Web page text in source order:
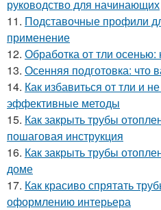
руководство для начинающих
11. Подставочные профили
применение
12. Обработка от тли
13. Осенняя подготовка: что
14. Как избавиться от тли и
эффективные методы
15. Как закрыть трубы
пошаговая инструкция
16. Как закрыть трубы
доме
17. Как красиво спрятать
оформлению интерьера